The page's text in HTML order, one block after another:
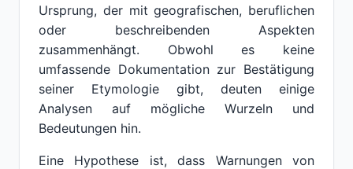
Ursprung, der mit geografischen, beruflichen
oder beschreibenden Aspekten
zusammenhängt. Obwohl es keine
umfassende Dokumentation zur Bestätigung
seiner Etymologie gibt, deuten einige
Analysen auf mögliche Wurzeln und
Bedeutungen hin.
Eine Hypothese ist, dass Warnungen von